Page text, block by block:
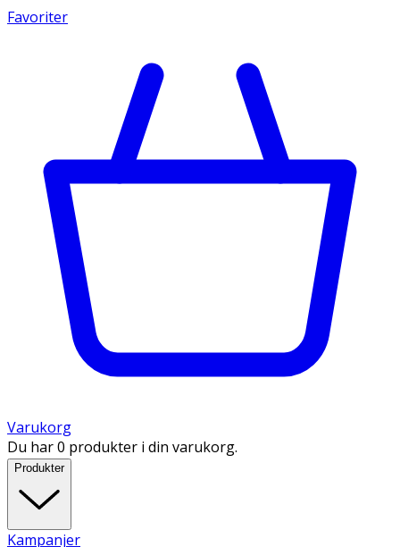
Favoriter
Varukorg
Du har 0 produkter i din varukorg.
Produkter
Kampanjer